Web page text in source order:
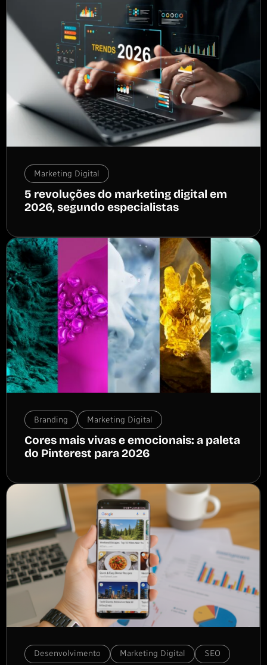
Marketing Digital
5 revoluções do marketing digital em
2026, segundo especialistas
Branding Marketing Digital
Cores mais vivas e emocionais: a paleta
do Pinterest para 2026
Desenvolvimento Marketing Digital SEO